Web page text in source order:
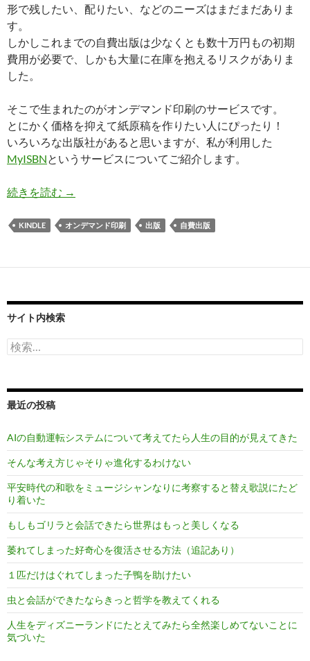
形で残したい、配りたい、などのニーズはまだまだありま
す。
しかしこれまでの自費出版は少なくとも数十万円もの初期
費用が必要で、しかも大量に在庫を抱えるリスクがありま
した。
そこで生まれたのがオンデマンド印刷のサービスです。
とにかく価格を抑えて紙原稿を作りたい人にぴったり！
いろいろな出版社があると思いますが、私が利用した
MyISBNというサービスについてご紹介します。
続きを読む イマドキの自費出版 その２ オンデマンド印刷編
→
KINDLE オンデマンド印刷 出版 自費出版
サイト内検索
検
索:
最近の投稿
AIの自動運転システムについて考えてたら人生の目的が見えてきた
そんな考え方じゃそりゃ進化するわけない
平安時代の和歌をミュージシャンなりに考察すると替え歌説にたど
り着いた
もしもゴリラと会話できたら世界はもっと美しくなる
萎れてしまった好奇心を復活させる方法（追記あり）
１匹だけはぐれてしまった子鴨を助けたい
虫と会話ができたならきっと哲学を教えてくれる
人生をディズニーランドにたとえてみたら全然楽しめてないことに
気づいた